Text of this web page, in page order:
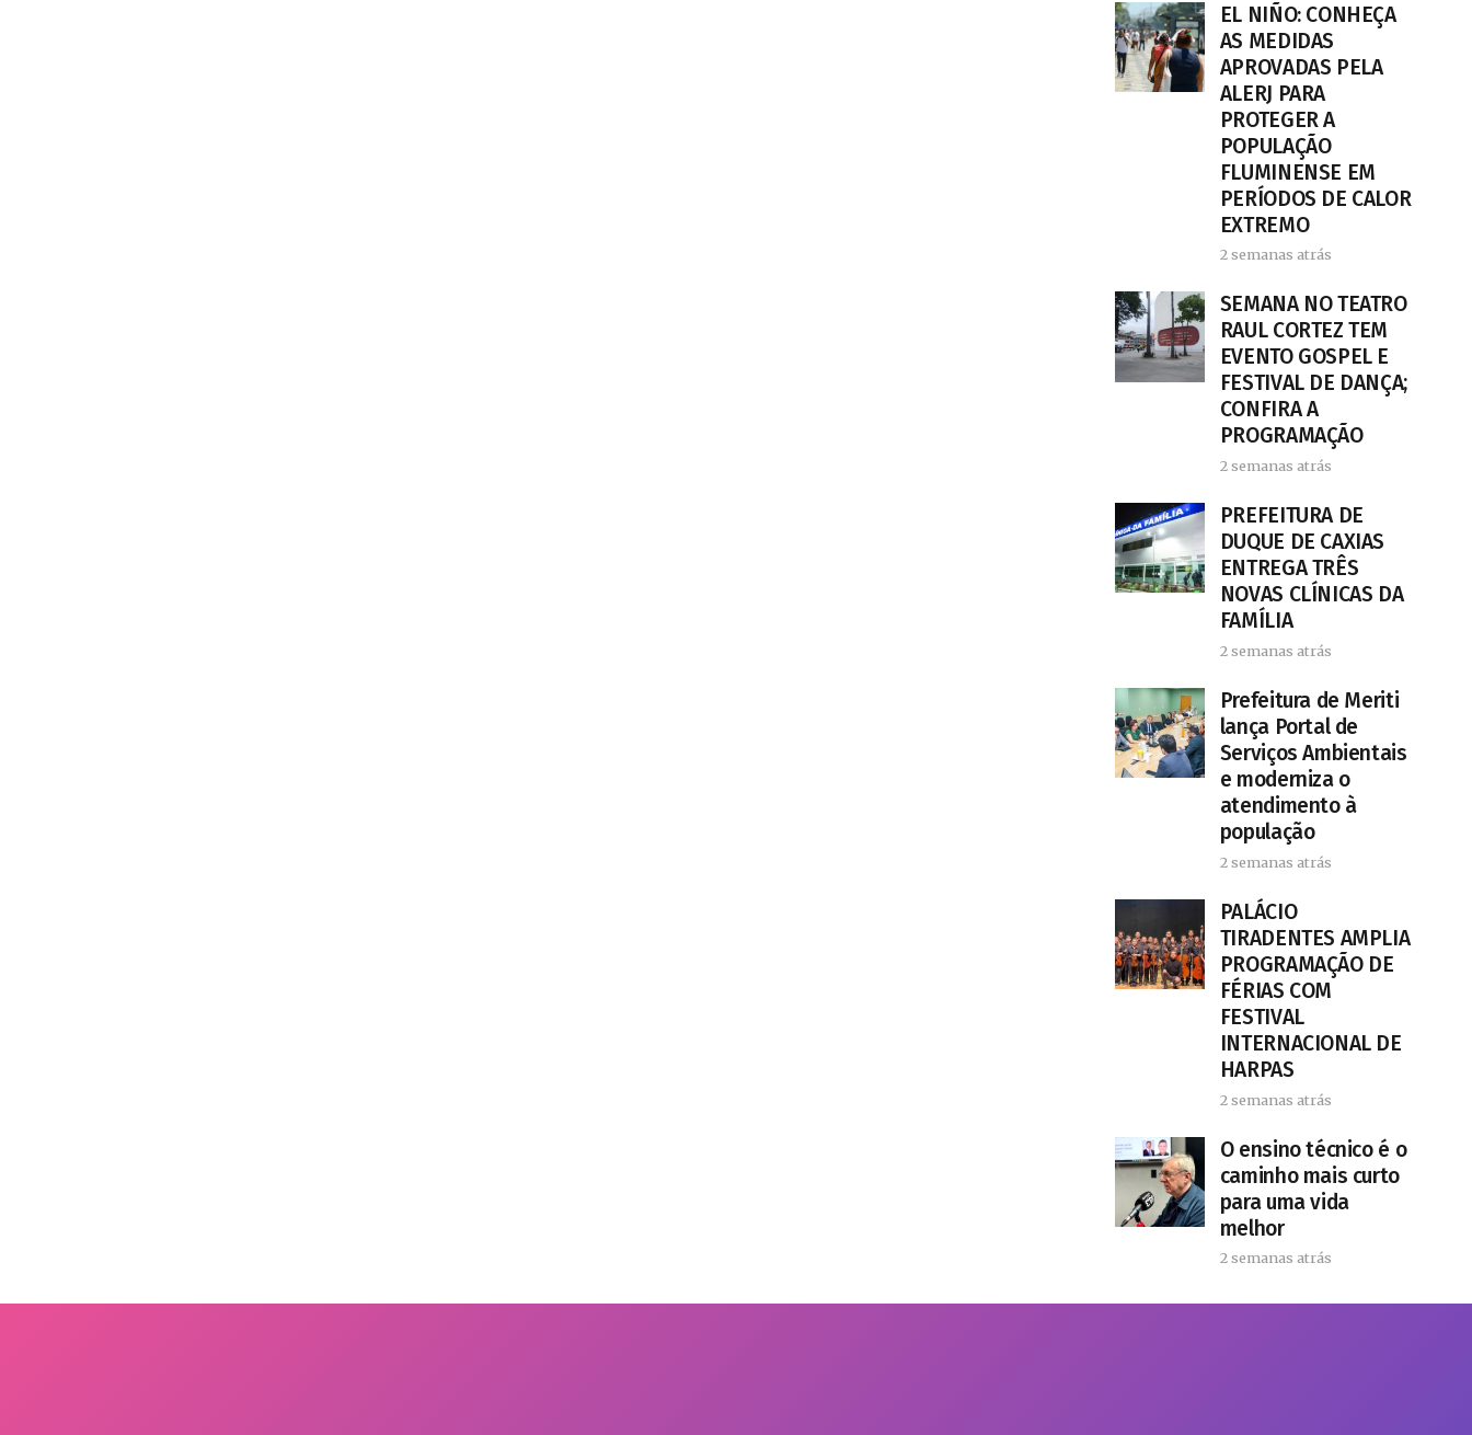
EL NIÑO: CONHEÇA
AS MEDIDAS
APROVADAS PELA
ALERJ PARA
PROTEGER A
POPULAÇÃO
FLUMINENSE EM
PERÍODOS DE CALOR
EXTREMO
2 semanas atrás
SEMANA NO TEATRO
RAUL CORTEZ TEM
EVENTO GOSPEL E
FESTIVAL DE DANÇA;
CONFIRA A
PROGRAMAÇÃO
2 semanas atrás
PREFEITURA DE
DUQUE DE CAXIAS
ENTREGA TRÊS
NOVAS CLÍNICAS DA
FAMÍLIA
2 semanas atrás
Prefeitura de Meriti
lança Portal de
Serviços Ambientais
e moderniza o
atendimento à
população
2 semanas atrás
PALÁCIO
TIRADENTES AMPLIA
PROGRAMAÇÃO DE
FÉRIAS COM
FESTIVAL
INTERNACIONAL DE
HARPAS
2 semanas atrás
O ensino técnico é o
caminho mais curto
para uma vida
melhor
2 semanas atrás